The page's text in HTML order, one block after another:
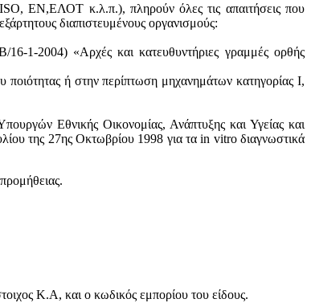
ΕΝ,ΕΛΟΤ κ.λ.π.), πληρούν όλες τις απαιτήσεις που
διαπιστευμένους οργανισμούς:
1-2004) «Αρχές και κατευθυντήριες γραμμές ορθής
ή στην περίπτωση μηχανημάτων κατηγορίας Ι,
Εθνικής Οικονομίας, Ανάπτυξης και Υγείας και
της 27ης Οκτωβρίου 1998 για τα in vitro διαγνωστικά
Κ.Α, και ο κωδικός εμπορίου του είδους.